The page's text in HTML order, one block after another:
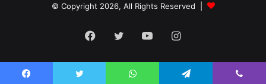
© Copyright 2026, All Rights Reserved |
Facebook
Twitter YouTubeInstagram